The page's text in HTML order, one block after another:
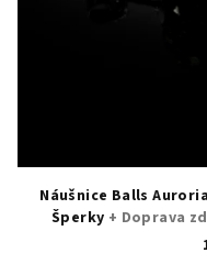
Náušnice Balls
Šperky + Doprava